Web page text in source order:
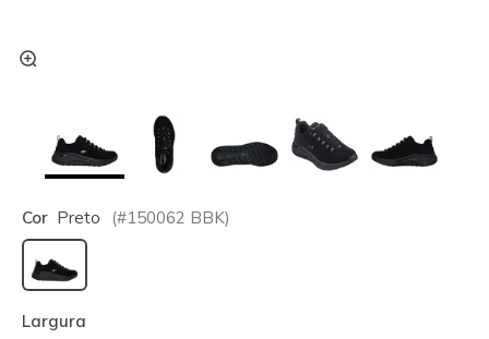
Cor Preto (#150062 BBK)
selecionado
Largura